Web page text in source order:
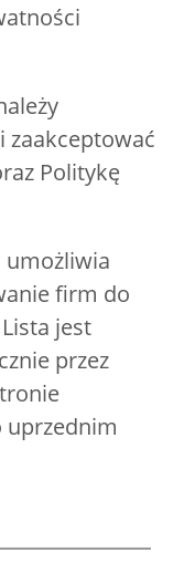
zaakceptować
Politykę
umożliwia
firm do
jest
przez
uprzednim